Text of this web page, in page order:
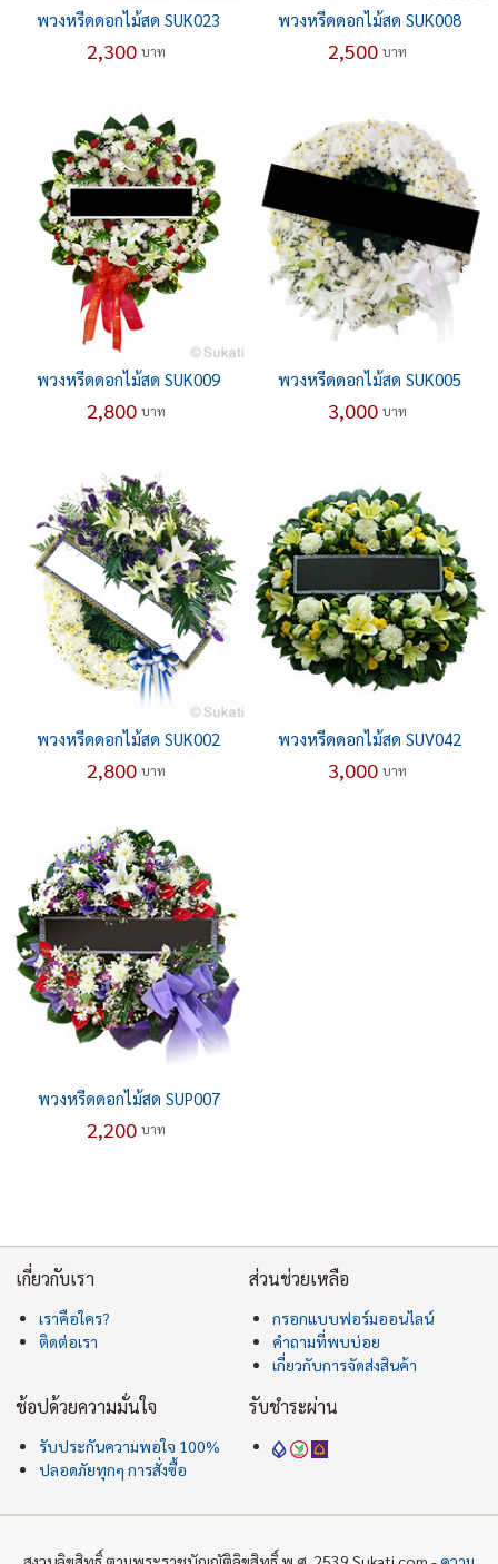
พวงหรีดดอกไม้สด SUK023
2,300 บาท
พวงหรีดดอกไม้สด SUK008
2,500 บาท
พวงหรีดดอกไม้สด SUK009
2,800 บาท
พวงหรีดดอกไม้สด SUK005
3,000 บาท
พวงหรีดดอกไม้สด SUK002
2,800 บาท
พวงหรีดดอกไม้สด SUV042
3,000 บาท
พวงหรีดดอกไม้สด SUP007
2,200 บาท
เกี่ยวกับเรา
เราคือใคร?
ติดต่อเรา
ส่วนช่วยเหลือ
กรอกแบบฟอร์มออนไลน์
คำถามที่พบบ่อย
เกี่ยวกับการจัดส่งสินค้า
ช้อปด้วยความมั่นใจ
รับประกันความพอใจ 100%
ปลอดภัยทุกๆ การสั่งซื้อ
รับชำระผ่าน